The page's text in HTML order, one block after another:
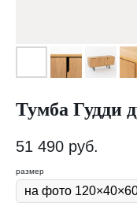
Тумба Гудди
51 490 руб.
размер